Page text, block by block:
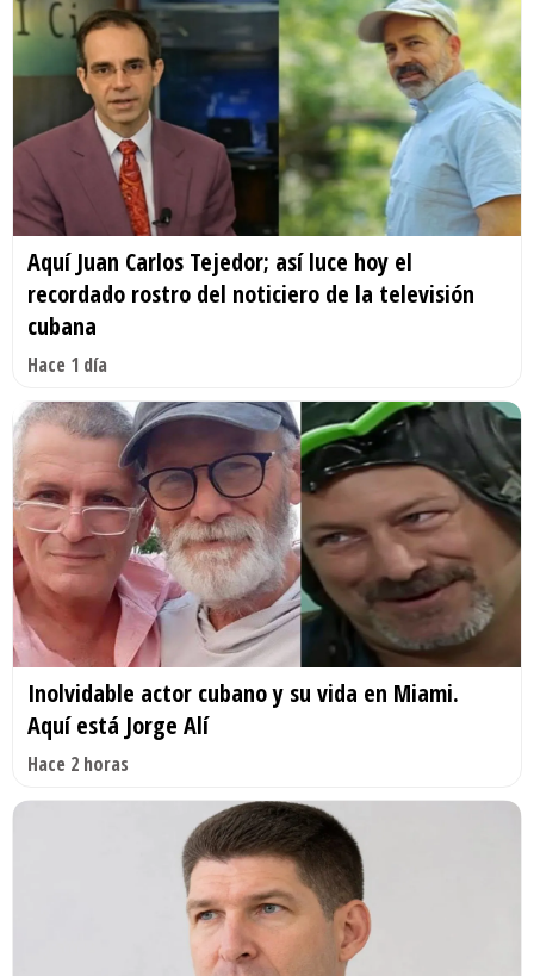
Aquí Juan Carlos Tejedor; así luce hoy el
recordado rostro del noticiero de la televisión
cubana
Hace 1 día
Inolvidable actor cubano y su vida en Miami.
Aquí está Jorge Alí
Hace 2 horas